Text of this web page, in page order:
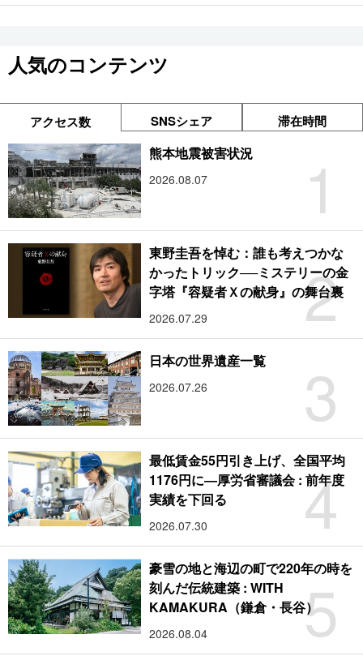
人気のコンテンツ
アクセス数 SNSシェア 滞在時間
1
熊本地震被害状況
2026.08.07
2
東野圭吾を悼む：誰も考えつかな
かったトリック──ミステリーの金
字塔『容疑者Ｘの献身』の舞台裏
2026.07.29
3
日本の世界遺産一覧
2026.07.26
4
最低賃金55円引き上げ、全国平均
1176円に―厚労省審議会 : 前年度
実績を下回る
2026.07.30
5
豪雪の地と海辺の町で220年の時を
刻んだ伝統建築 : WITH
KAMAKURA（鎌倉・長谷）
2026.08.04